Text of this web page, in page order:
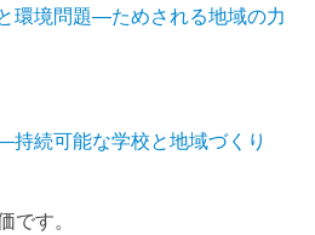
環境問題―ためされる地域の力
続可能な学校と地域づくり
です。